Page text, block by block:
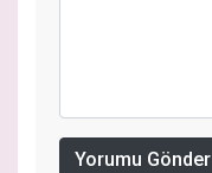
Yorumu Gönder